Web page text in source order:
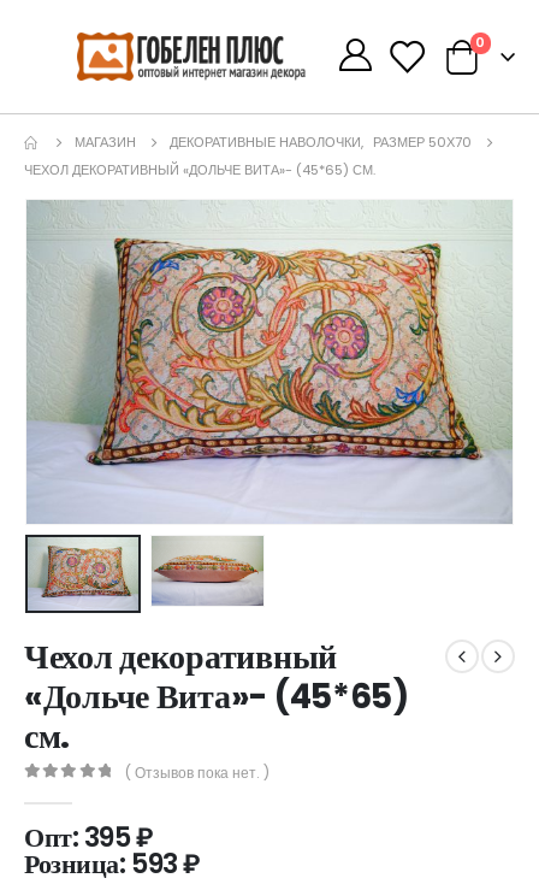
0 0
МАГАЗИН ДЕКОРАТИВНЫЕ НАВОЛОЧКИ, РАЗМЕР 50Х70
ЧЕХОЛ ДЕКОРАТИВНЫЙ «ДОЛЬЧЕ ВИТА»- (45*65) СМ.
Чехол декоративный
«Дольче Вита»- (45*65)
см.
( Отзывов пока нет. )
Опт:395₽
Розница:593₽